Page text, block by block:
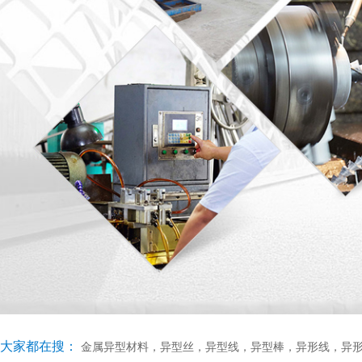
大家都在搜： 金属异型材料 ， 异型丝 ， 异型线 ， 异型棒 ， 异形线 ， 异